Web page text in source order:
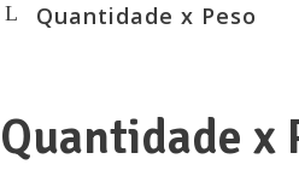
Quantidade x Peso
Quantidade x